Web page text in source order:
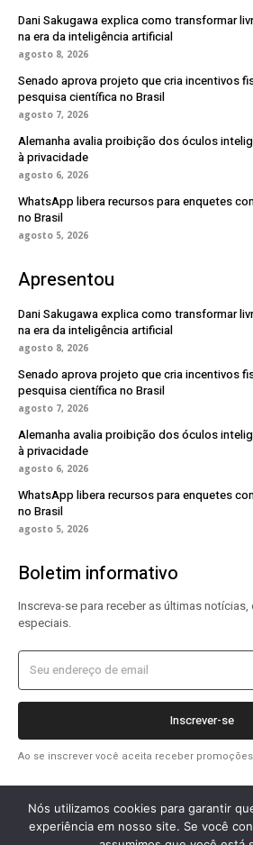
Dani Sakugawa explica como transformar
na era da inteligência artificial
agosto 8, 2026
Senado aprova projeto que cria incentivos
pesquisa científica no Brasil
agosto 7, 2026
Alemanha avalia proibição dos óculos
à privacidade
agosto 6, 2026
WhatsApp libera recursos para enquetes
no Brasil
agosto 5, 2026
Apresentou
Dani Sakugawa explica como transformar
na era da inteligência artificial
agosto 8, 2026
Senado aprova projeto que cria incentivos
pesquisa científica no Brasil
agosto 7, 2026
Alemanha avalia proibição dos óculos
à privacidade
agosto 6, 2026
WhatsApp libera recursos para enquetes
no Brasil
agosto 5, 2026
Boletim informativo
Inscreva-se para receber as últimas
especiais.
Inscrever-se
Ao se inscrever você aceita receber
Nós utilizamos cookies para garantir
experiência em nosso site. Se você